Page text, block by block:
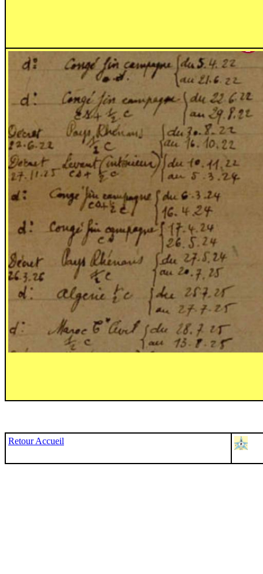
Retour Accueil